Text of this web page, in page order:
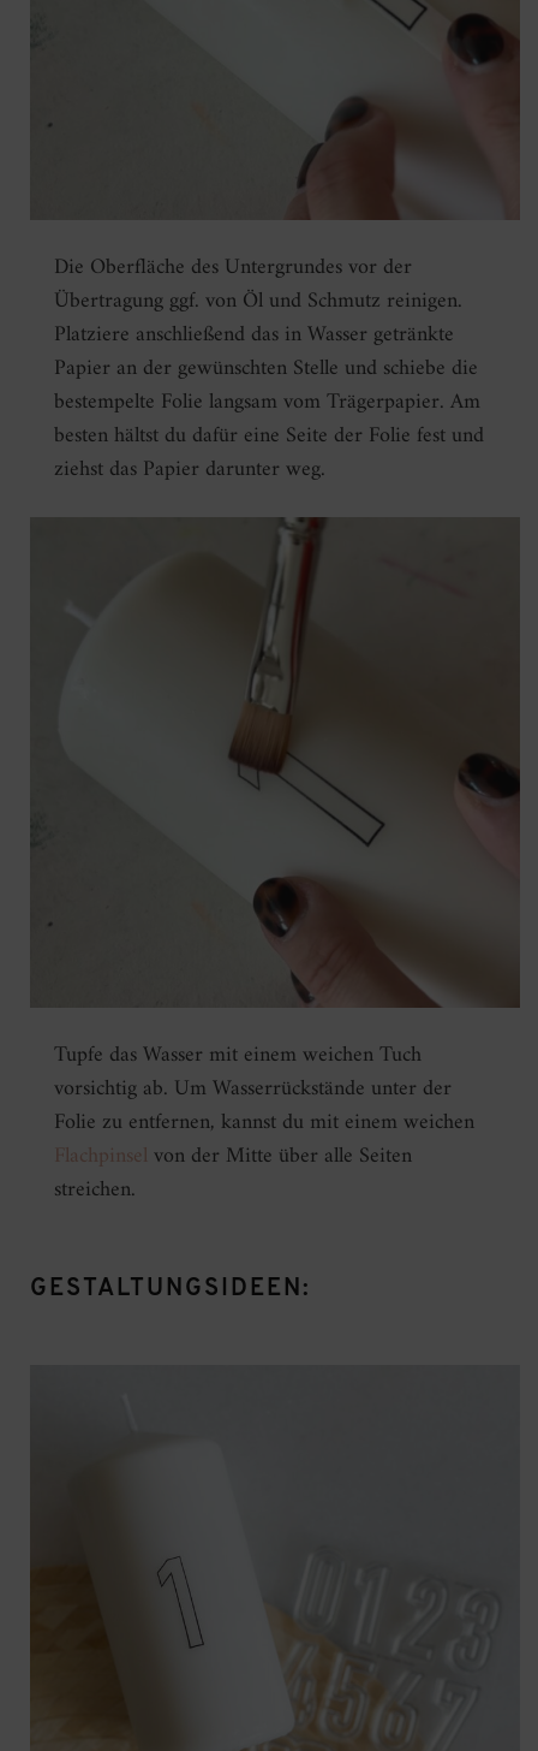
Die Oberfläche des Untergrundes vor der
Übertragung ggf. von Öl und Schmutz reinigen.
Platziere anschließend das in Wasser getränkte
Papier an der gewünschten Stelle und schiebe die
bestempelte Folie langsam vom Trägerpapier. Am
besten hältst du dafür eine Seite der Folie fest und
ziehst das Papier darunter weg.
Tupfe das Wasser mit einem weichen Tuch
vorsichtig ab. Um Wasserrückstände unter der
Folie zu entfernen, kannst du mit einem weichen
Flachpinselvon der Mitte über alle Seiten
streichen.
GESTALTUNGSIDEEN: